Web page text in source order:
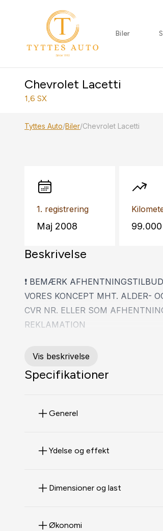
Biler
Chevrolet Lacetti
1,6 SX
Tyttes Auto/Biler/Chevrolet Lacetti
1. registrering
Maj 2008 99.000
Beskrivelse
❗ BEMÆRK
VORES KONCEPT MHT. ALDER-
CVR NR. ELLER SOM
REKLAMATION
Engrospris inkl. levering & Syn.
Rigtig fin og velholdt bil trods alder.
Bilen kører super fint i både motor
Kabinen er utrolig flot og kunne
Vis beskrivelse
Specifikationer
Generel
Ydelse og effekt
Dimensioner og last
Økonomi